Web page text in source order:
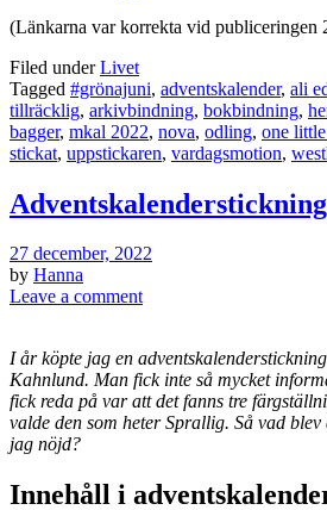
(Länkarna var korrekta vid publiceringen
Filed underLivet
Tagged #grönajuni, adventskalender, ali
tillräcklig, arkivbindning, bokbindning,
bagger, mkal 2022, nova, odling, one
stickat, uppstickaren, vardagsmotion,
Adventskalenderstickning
27 december, 2022
by Hanna
Leave a comment
I år köpte jag en
Kahnlund. Man fick inte så mycket
fick reda på var att det fanns tre
valde den som heter Sprallig. Så vad
jag nöjd?
Innehåll i